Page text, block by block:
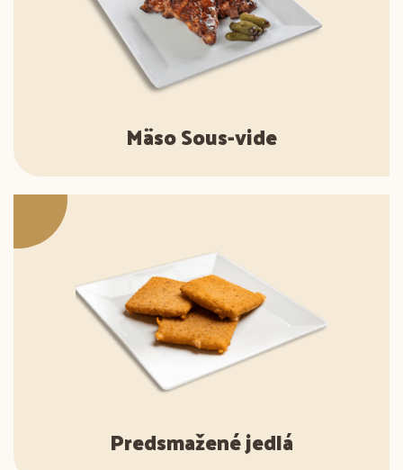
Mäso Sous-vide
Predsmažené jedlá